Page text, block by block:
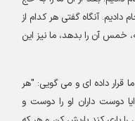
آنگاه گفتی هر کدام از
آن را بدهد، ما نیز این
قرار داده ای و می گویی: "هر
دوست داران او را دوست و